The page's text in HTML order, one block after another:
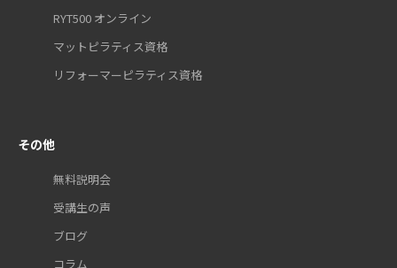
RYT500 オンライン
マットピラティス資格
リフォーマーピラティス資格
その他
無料説明会
受講生の声
ブログ
コラム